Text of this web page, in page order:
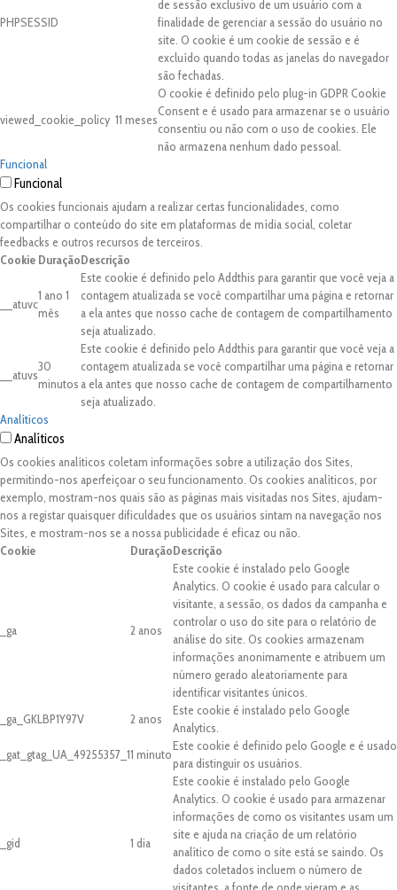
PHPSESSID
de sessão exclusivo de um usuário com a
finalidade de gerenciar a sessão do usuário no
site. O cookie é um cookie de sessão e é
excluído quando todas as janelas do navegador
são fechadas.
viewed_cookie_policy 11 meses
O cookie é definido pelo plug-in GDPR Cookie
Consent e é usado para armazenar se o usuário
consentiu ou não com o uso de cookies. Ele
não armazena nenhum dado pessoal.
Funcional
Funcional
Os cookies funcionais ajudam a realizar certas funcionalidades, como
compartilhar o conteúdo do site em plataformas de mídia social, coletar
feedbacks e outros recursos de terceiros.
Cookie DuraçãoDescrição
__atuvc
1 ano 1
mês
Este cookie é definido pelo Addthis para garantir que você veja a
contagem atualizada se você compartilhar uma página e retornar
a ela antes que nosso cache de contagem de compartilhamento
seja atualizado.
__atuvs
30
minutos
Este cookie é definido pelo Addthis para garantir que você veja a
contagem atualizada se você compartilhar uma página e retornar
a ela antes que nosso cache de contagem de compartilhamento
seja atualizado.
Analíticos
Analíticos
Os cookies analíticos coletam informações sobre a utilização dos Sites,
permitindo-nos aperfeiçoar o seu funcionamento. Os cookies analíticos, por
exemplo, mostram-nos quais são as páginas mais visitadas nos Sites, ajudam-
nos a registar quaisquer dificuldades que os usuários sintam na navegação nos
Sites, e mostram-nos se a nossa publicidade é eficaz ou não.
Cookie
DuraçãoDescrição
_ga 2 anos
Este cookie é instalado pelo Google
Analytics. O cookie é usado para calcular o
visitante, a sessão, os dados da campanha e
controlar o uso do site para o relatório de
análise do site. Os cookies armazenam
informações anonimamente e atribuem um
número gerado aleatoriamente para
identificar visitantes únicos.
_ga_GKLBP1Y97V
2 anos
Este cookie é instalado pelo Google
Analytics.
_gat_gtag_UA_49255357_11 minuto
Este cookie é definido pelo Google e é usado
para distinguir os usuários.
_gid 1 dia
Este cookie é instalado pelo Google
Analytics. O cookie é usado para armazenar
informações de como os visitantes usam um
site e ajuda na criação de um relatório
analítico de como o site está se saindo. Os
dados coletados incluem o número de